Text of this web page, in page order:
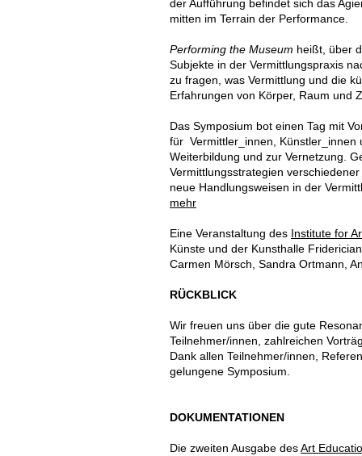
der Aufführung befindet sich das
mitten im Terrain der Performance.
Performing the Museum heißt, über
Subjekte in der Vermittlungspraxis
zu fragen, was Vermittlung und die
Erfahrungen von Körper, Raum und
Das Symposium bot einen Tag mit
für Vermittler_innen, Künstler_innen
Weiterbildung und zur Vernetzung.
Vermittlungsstrategien
neue Handlungsweisen in der
mehr
Eine Veranstaltung des Institute for
Künste und der Kunsthalle
Carmen Mörsch, Sandra Ortmann,
RÜCKBLICK
Wir freuen uns über die gute
Teilnehmer/innen, zahlreichen
Dank allen Teilnehmer/innen,
gelungene Symposium.
DOKUMENTATIONEN
Die zweiten Ausgabe des Art